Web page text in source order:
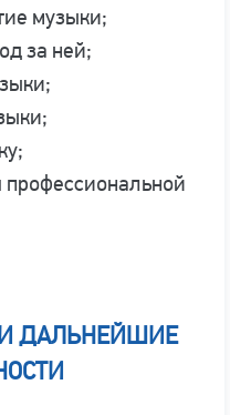
музыки;
за ней;
ДАЛЬНЕЙШИЕ